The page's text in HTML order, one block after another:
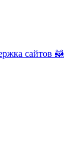
сайтов 🦝